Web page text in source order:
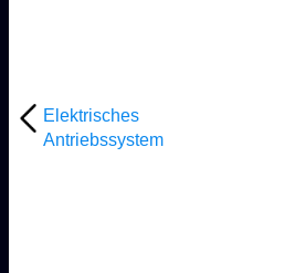
Elektrisches
Antriebssystem